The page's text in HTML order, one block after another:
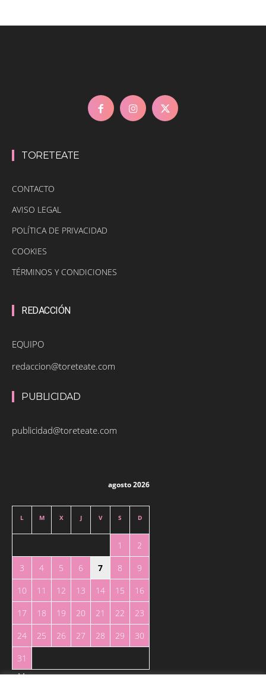
TORETEATE
CONTACTO
AVISO LEGAL
POLÍTICA DE PRIVACIDAD
COOKIES
TÉRMINOS Y CONDICIONES
REDACCIÓN
EQUIPO
redaccion@toreteate.com
PUBLICIDAD
publicidad@toreteate.com
agosto 2026
L M X J V S D
1
2
3
4 5 6 7 8
9
10
11 12 13 14 15
16
17
18 19 20 21 22
23
24
25 26 27 28 29
30
31